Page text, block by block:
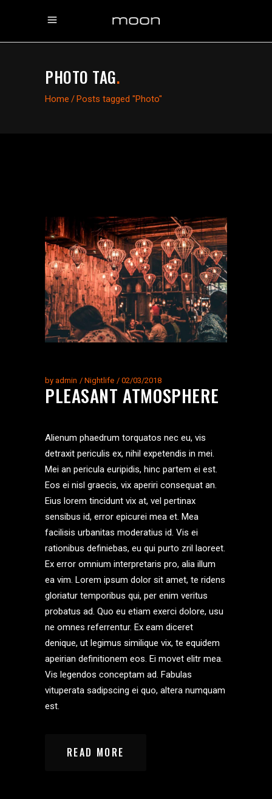
PHOTO TAG.
Home /Posts tagged "Photo"
by admin Nightlife 02/03/2018
PLEASANT ATMOSPHERE
Alienum phaedrum torquatos nec eu, vis
detraxit periculis ex, nihil expetendis in mei.
Mei an pericula euripidis, hinc partem ei est.
Eos ei nisl graecis, vix aperiri consequat an.
Eius lorem tincidunt vix at, vel pertinax
sensibus id, error epicurei mea et. Mea
facilisis urbanitas moderatius id. Vis ei
rationibus definiebas, eu qui purto zril laoreet.
Ex error omnium interpretaris pro, alia illum
ea vim. Lorem ipsum dolor sit amet, te ridens
gloriatur temporibus qui, per enim veritus
probatus ad. Quo eu etiam exerci dolore, usu
ne omnes referrentur. Ex eam diceret
denique, ut legimus similique vix, te equidem
apeirian definitionem eos. Ei movet elitr mea.
Vis legendos conceptam ad. Fabulas
vituperata sadipscing ei quo, altera numquam
est.
READ MORE